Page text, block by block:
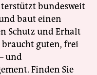
bundesweit
baut einen
Schutz und Erhalt
braucht guten, frei
und
Finden Sie